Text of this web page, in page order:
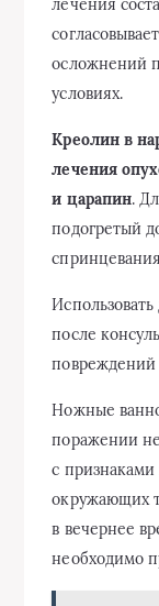
лечения
осложнений
условиях.
Креолин в
лечения
и царапин.
подогретый
после
повреждений
Ножные
поражении
с
окружающих
в вечернее
необходимо